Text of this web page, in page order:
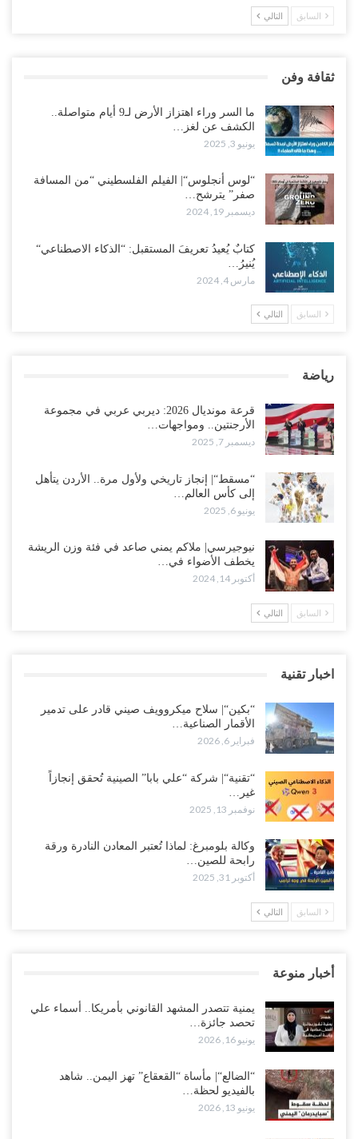
السابق التالي
ثقافة وفن
ما السر وراء اهتزاز الأرض لـ9 أيام متواصلة..
الكشف عن لغز…
يونيو 3, 2025
“لوس أنجلوس“| الفيلم الفلسطيني “من المسافة
صفر” يترشح…
ديسمبر 19, 2024
كتابٌ يُعيدُ تعريفَ المستقبل: “الذكاء الاصطناعي“
يُنيرُ…
مارس 4, 2024
السابق التالي
رياضة
قرعة مونديال 2026: ديربي عربي في مجموعة
الأرجنتين.. ومواجهات…
ديسمبر 7, 2025
“مسقط“| إنجاز تاريخي ولأول مرة.. الأردن يتأهل
إلى كأس العالم…
يونيو 6, 2025
نيوجيرسي| ملاكم يمني صاعد في فئة وزن الريشة
يخطف الأضواء في…
أكتوبر 14, 2024
السابق التالي
اخبار تقنية
“بكين“| سلاح ميكروويف صيني قادر على تدمير
الأقمار الصناعية…
فبراير 6, 2026
“تقنية“| شركة “علي بابا” الصينية تُحقق إنجازاً
غير…
نوفمبر 13, 2025
وكالة بلومبرغ: لماذا تُعتبر المعادن النادرة ورقة
رابحة للصين…
أكتوبر 31, 2025
السابق التالي
أخبار منوعة
يمنية تتصدر المشهد القانوني بأمريكا.. أسماء علي
تحصد جائزة…
يونيو 16, 2026
“الضالع“| مأساة “القعقاع” تهز اليمن.. شاهد
بالفيديو لحظة…
يونيو 13, 2026